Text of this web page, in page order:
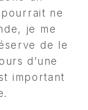
ne
je me
de le
d’une
important